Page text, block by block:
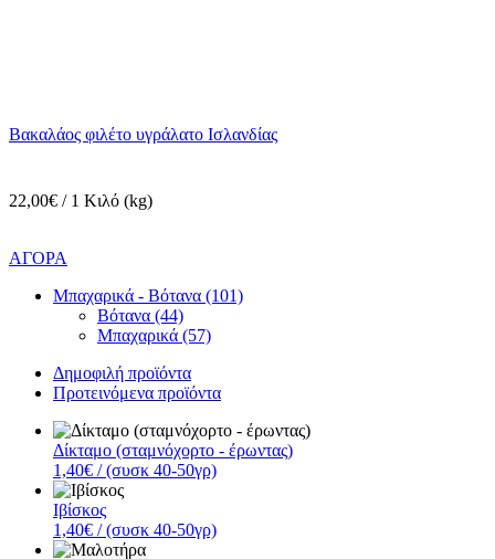
Βακαλάος φιλέτο υγράλατο Ισλανδίας
22,00€ / 1 Κιλό (kg)
ΑΓΟΡΑ
Μπαχαρικά - Βότανα (101)
Βότανα (44)
Μπαχαρικά (57)
Δημοφιλή προϊόντα
Προτεινόμενα προϊόντα
Δίκταμο (σταμνόχορτο - έρωντας)
1,40€ / (συσκ 40-50γρ)
Ιβίσκος
1,40€ / (συσκ 40-50γρ)